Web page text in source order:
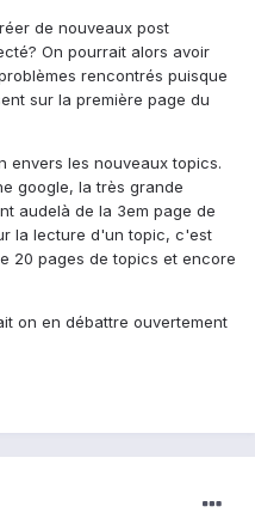
de nouveaux post
On pourrait alors avoir
rencontrés puisque
sur la première page du
envers les nouveaux topics.
google, la très grande
audelà de la 3em page de
la lecture d'un topic, c'est
20 pages de topics et encore
on en débattre ouvertement